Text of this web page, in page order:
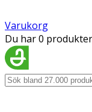
Varukorg
Du har 0